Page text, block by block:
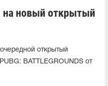
на новый открытый
открытый
BATTLEGROUNDS от